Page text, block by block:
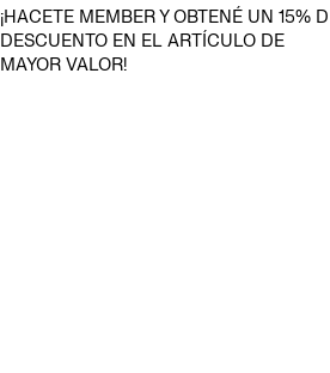
¡HACETE MEMBER Y OBTENÉ UN 15%
DESCUENTO EN EL ARTÍCULO DE
MAYOR VALOR!